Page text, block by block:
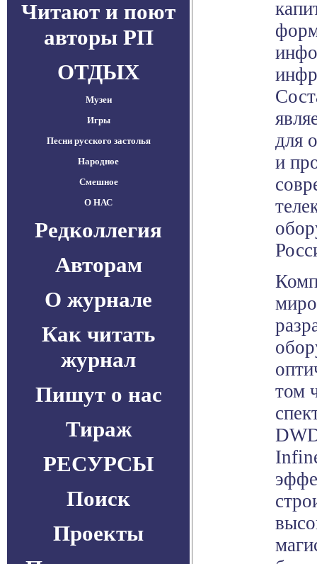
Читают и поют
авторы РП
ОТДЫХ
Музеи
Игры
Песни русского застолья
Народное
Смешное
О НАС
Редколлегия
Авторам
О журнале
Как читать
журнал
Пишут о нас
Тираж
РЕСУРСЫ
Поиск
Проекты
для
и
том